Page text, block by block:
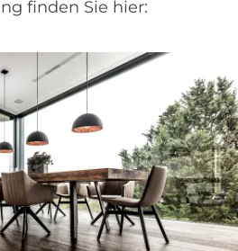
finden Sie hier: